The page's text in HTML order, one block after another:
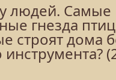
людей. Самые
гнезда
строят дома
инструмента?